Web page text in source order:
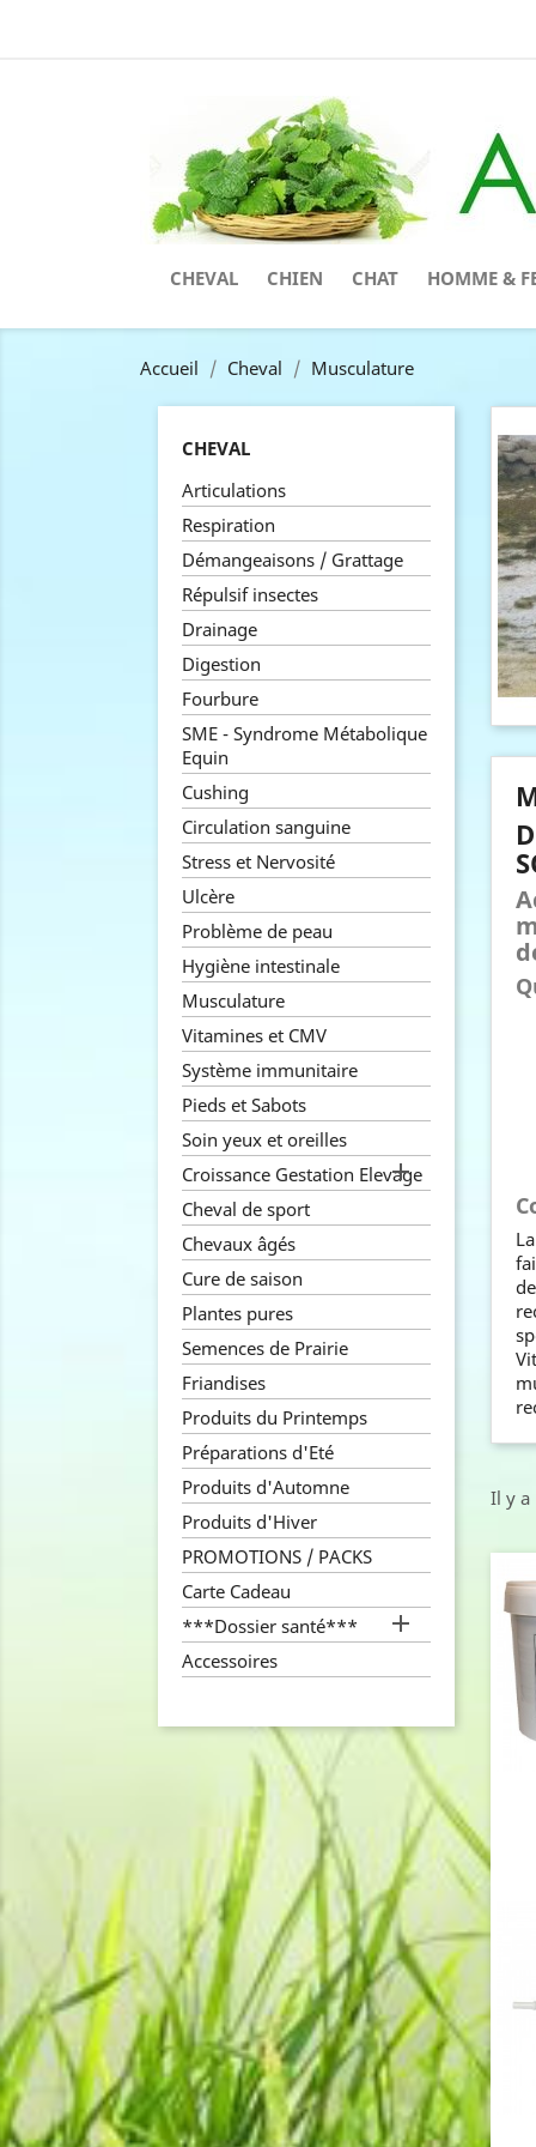
CHEVAL CHIEN CHAT HOMME &
Accueil Cheval Musculature
CHEVAL
Articulations
Respiration
Démangeaisons / Grattage
Répulsif insectes
Drainage
Digestion
Fourbure
SME - Syndrome Métabolique
Equin
Cushing
Circulation sanguine
Stress et Nervosité
Ulcère
Problème de peau
Hygiène intestinale
Musculature
Vitamines et CMV
Système immunitaire
Pieds et Sabots
Soin yeux et oreilles
Croissance Gestation Elevage

Cheval de sport
Chevaux âgés
Cure de saison
Plantes pures
Semences de Prairie
Friandises
Produits du Printemps
Préparations d'Eté
Produits d'Automne
Produits d'Hiver
PROMOTIONS / PACKS
Carte Cadeau
***Dossier santé***

Accessoires
Il y a